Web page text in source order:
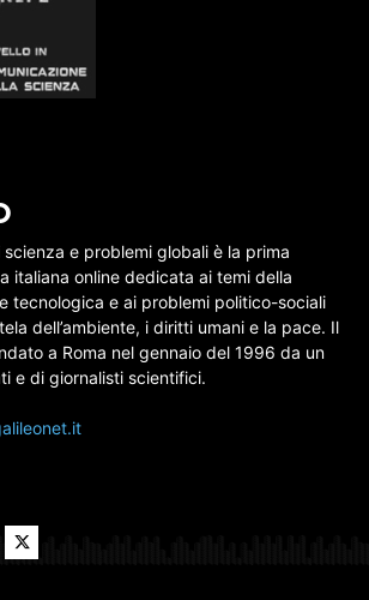
scienza e problemi globali è la prima
italiana online dedicata ai temi della
tecnologica e ai problemi politico-sociali
dell’ambiente, i diritti umani e la pace. Il
a Roma nel gennaio del 1996 da un
e di giornalisti scientifici.